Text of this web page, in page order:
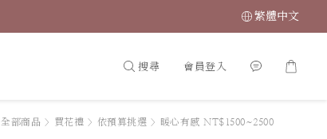
繁體中文
搜尋 會員登入
全部商品 > 買花禮 > 依預算挑選 > 暖心有感 NT$1500~2500